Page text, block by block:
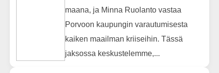
maana, ja Minna Ruolanto vastaa
Porvoon kaupungin varautumisesta
kaiken maailman kriiseihin. Tässä
jaksossa keskustelemme,...